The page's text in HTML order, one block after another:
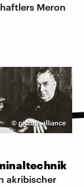
Meron
© picture alliance
akribischer